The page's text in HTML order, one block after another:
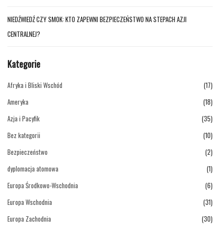
NIEDŹWIEDŹ CZY SMOK: KTO ZAPEWNI BEZPIECZEŃSTWO NA STEPACH AZJI
CENTRALNEJ?
Kategorie
Afryka i Bliski Wschód
(17)
Ameryka
(18)
Azja i Pacyfik
(35)
Bez kategorii
(10)
Bezpieczeństwo
(2)
dyplomacja atomowa
(1)
Europa Środkowo-Wschodnia
(6)
Europa Wschodnia
(31)
Europa Zachodnia
(30)